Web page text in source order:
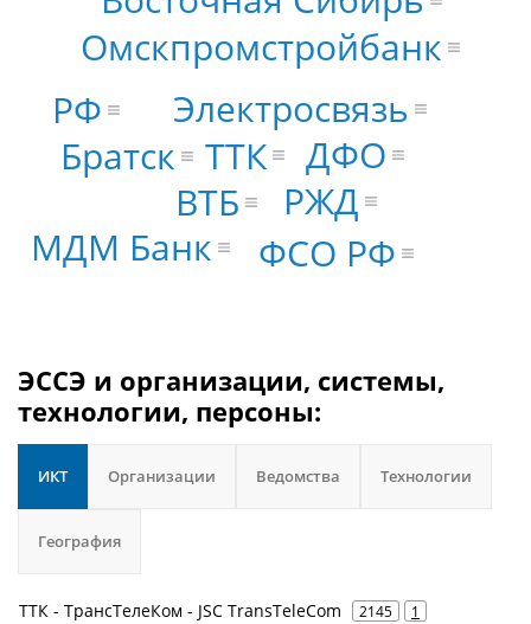
ТТК
Электросвязь
ВТБ
РЖД
МДМ Банк
Омскпромстройбанк
ФСО РФ
Братск ДФО
РФ
ЭССЭ и организации, системы,
технологии, персоны:
ИКТ Организации Ведомства Технологии
География
ТТК - ТрансТелеКом - JSC TransTeleCom 2145 1